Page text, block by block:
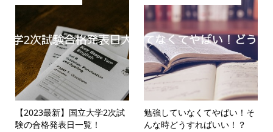
【2023最新】国立大学2次試
験の合格発表日一覧！
勉強していなくてやばい！そ
んな時どうすればいい！？